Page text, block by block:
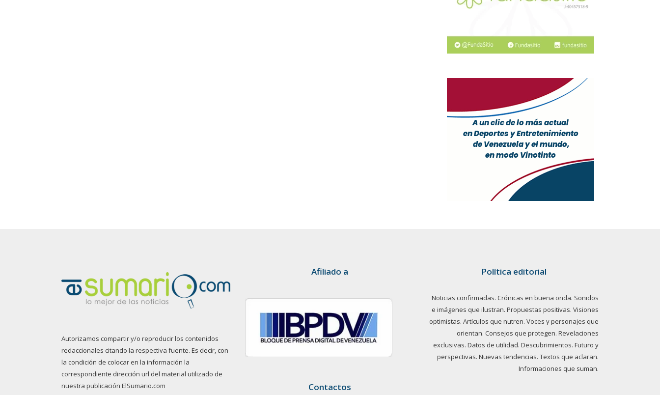
Autorizamos compartir y/o reproducir los contenidos
redaccionales citando la respectiva fuente. Es decir, con
la condición de colocar en la información la
correspondiente dirección url del material utilizado de
nuestra publicación ElSumario.com
Afiliado a
Contactos
Política editorial
Noticias confirmadas. Crónicas en buena onda. Sonidos
e imágenes que ilustran. Propuestas positivas. Visiones
optimistas. Artículos que nutren. Voces y personajes que
orientan. Consejos que protegen. Revelaciones
exclusivas. Datos de utilidad. Descubrimientos. Futuro y
perspectivas. Nuevas tendencias. Textos que aclaran.
Informaciones que suman.